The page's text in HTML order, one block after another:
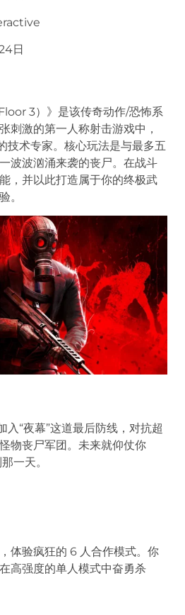
日
3）》是该传奇动作/恐怖系
刺激的第一人称射击游戏中，
技术专家。核心玩法是与最多五
波波汹涌来袭的丧尸。在战斗
，并以此打造属于你的终极武
。
入“夜幕”这道最后防线，对抗超
物丧尸军团。未来就仰仗你
一天。
体验疯狂的 6 人合作模式。你
高强度的单人模式中奋勇杀